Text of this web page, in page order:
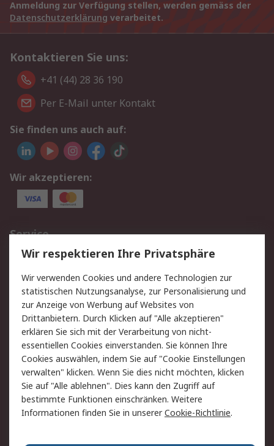
Anmeldung zur Verfügung stellen, werden gemäss der
Datenschutzerklärung verarbeitet.
Kontaktieren Sie uns:
+41 (44) 28 36 190
Per E-Mail unter Kontakt
Sie finden uns auch auf:
Wir akzeptieren:
Service
Value Added Services
Lieferlösungen
Rücksendungen
Kontakt
Hilfe
Rechtliches
AGB
Datenschutz
Cookie-Richtlinie
Zahlungsbedingungen
Copyright/Impressum
Über RS
Wir respektieren Ihre Privatsphäre
Wir verwenden Cookies und andere Technologien zur
statistischen Nutzungsanalyse, zur Personalisierung und
zur Anzeige von Werbung auf Websites von
Drittanbietern. Durch Klicken auf "Alle akzeptieren"
erklären Sie sich mit der Verarbeitung von nicht-
essentiellen Cookies einverstanden. Sie können Ihre
Cookies auswählen, indem Sie auf "Cookie Einstellungen
verwalten" klicken. Wenn Sie dies nicht möchten, klicken
Sie auf "Alle ablehnen". Dies kann den Zugriff auf
bestimmte Funktionen einschränken. Weitere
Informationen finden Sie in unsererCookie-Richtlinie.